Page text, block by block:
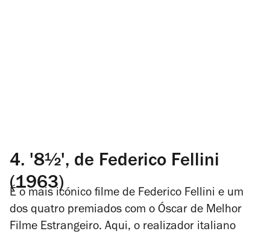
4. '8½', de Federico Fellini
(1963)
É o mais icónico filme de Federico Fellini e um
dos quatro premiados com o Óscar de Melhor
Filme Estrangeiro. Aqui, o realizador italiano